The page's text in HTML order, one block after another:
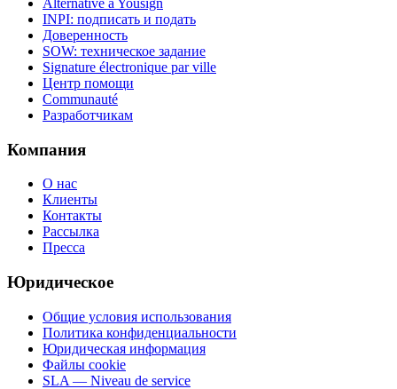
Alternative à Yousign
INPI: подписать и подать
Доверенность
SOW: техническое задание
Signature électronique par ville
Центр помощи
Communauté
Разработчикам
Компания
О нас
Клиенты
Контакты
Рассылка
Пресса
Юридическое
Общие условия использования
Политика конфиденциальности
Юридическая информация
Файлы cookie
SLA — Niveau de service